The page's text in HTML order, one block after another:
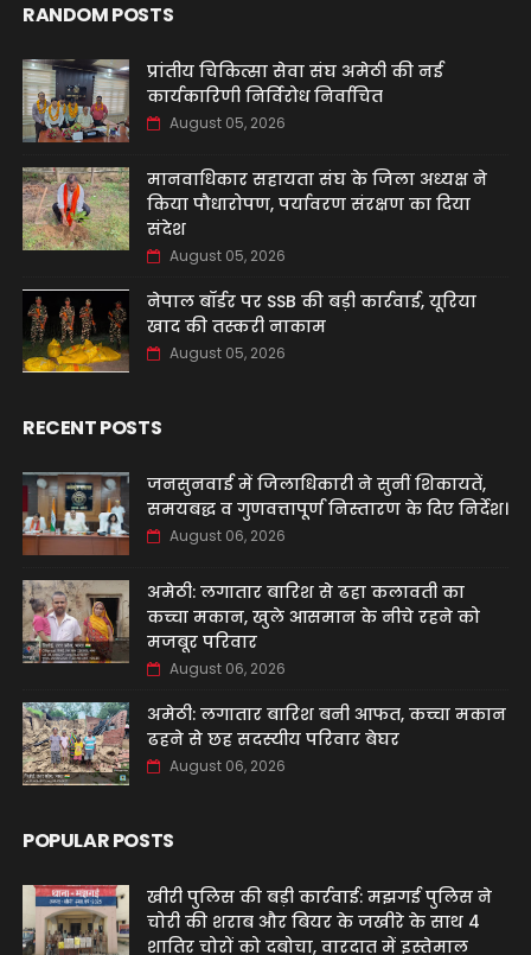
RANDOM POSTS
प्रांतीय चिकित्सा सेवा संघ अमेठी की नई
कार्यकारिणी निर्विरोध निर्वाचित
August 05, 2026
मानवाधिकार सहायता संघ के जिला अध्यक्ष ने
किया पौधारोपण, पर्यावरण संरक्षण का दिया
संदेश
August 05, 2026
नेपाल बॉर्डर पर SSB की बड़ी कार्रवाई, यूरिया
खाद की तस्करी नाकाम
August 05, 2026
RECENT POSTS
जनसुनवाई में जिलाधिकारी ने सुनीं शिकायतें,
समयबद्ध व गुणवत्तापूर्ण निस्तारण के दिए निर्देश।
August 06, 2026
अमेठी: लगातार बारिश से ढहा कलावती का
कच्चा मकान, खुले आसमान के नीचे रहने को
मजबूर परिवार
August 06, 2026
अमेठी: लगातार बारिश बनी आफत, कच्चा मकान
ढहने से छह सदस्यीय परिवार बेघर
August 06, 2026
POPULAR POSTS
खीरी पुलिस की बड़ी कार्रवाई: मझगई पुलिस ने
चोरी की शराब और बियर के जखीरे के साथ 4
शातिर चोरों को दबोचा, वारदात में इस्तेमाल